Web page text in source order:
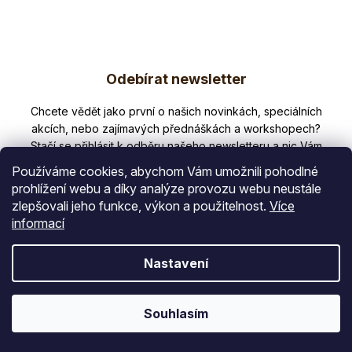
Používáme cookies, abychom Vám umožnili pohodlné
prohlížení webu a díky analýze provozu webu neustále
zlepšovali jeho funkce, výkon a použitelnost. Více
informací
Nastavení
Souhlasím
a
Odebírat newsletter
Nezmeškejte žádné novinky či slevy!
E-mail
Vložením e-mailu souhlasíte s
podmínkami ochrany osobních údajů